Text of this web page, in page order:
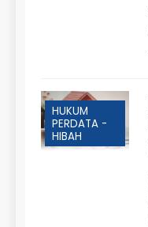
HUKUM
PERDATA -
HIBAH